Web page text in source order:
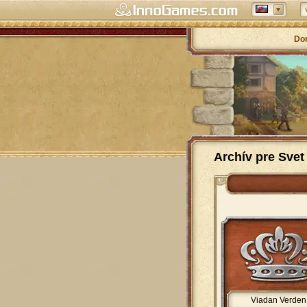
Archív pre Svet
Viadan Verden